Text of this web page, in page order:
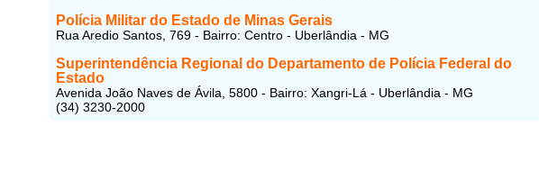
Polícia Militar do Estado de Minas Gerais
Rua Aredio Santos, 769 - Bairro: Centro - Uberlândia - MG
Superintendência Regional do Departamento de Polícia Federal do
Estado
Avenida João Naves de Ávila, 5800 - Bairro: Xangri-Lá - Uberlândia - MG
(34) 3230-2000